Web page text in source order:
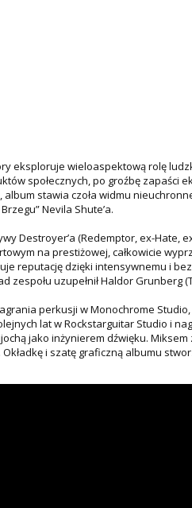
eksploruje wieloaspektową rolę
społecznych, po groźbę zapaści
stawia czoła widmu
Nevila Shute’a.
Destroyer’a (Redemptor, ex-Hate,
na prestiżowej, całkowicie
reputację dzięki intensywnemu i
zespołu uzupełnił Haldor Grunberg
perkusji w Monochrome
lat w Rockstarguitar Studio i
jako inżynierem dźwięku.
i szatę graficzną albumu